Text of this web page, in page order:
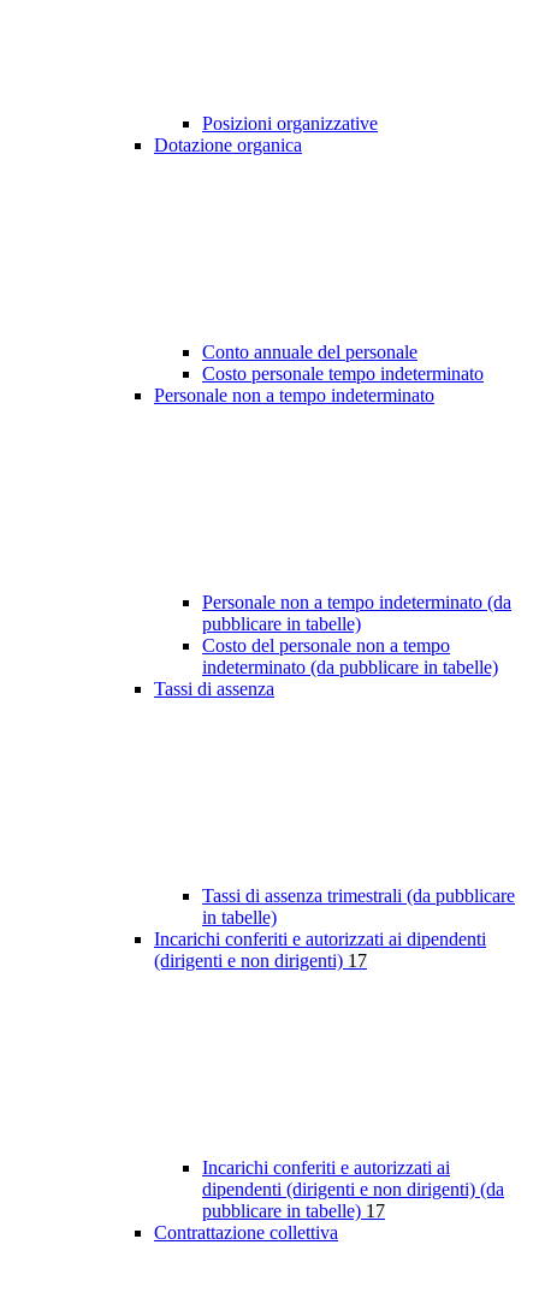
Posizioni organizzative
Dotazione organica
Conto annuale del personale
Costo personale tempo indeterminato
Personale non a tempo indeterminato
Personale non a tempo indeterminato (da
pubblicare in tabelle)
Costo del personale non a tempo
indeterminato (da pubblicare in tabelle)
Tassi di assenza
Tassi di assenza trimestrali (da pubblicare
in tabelle)
Incarichi conferiti e autorizzati ai dipendenti
(dirigenti e non dirigenti) 17
Incarichi conferiti e autorizzati ai
dipendenti (dirigenti e non dirigenti) (da
pubblicare in tabelle) 17
Contrattazione collettiva